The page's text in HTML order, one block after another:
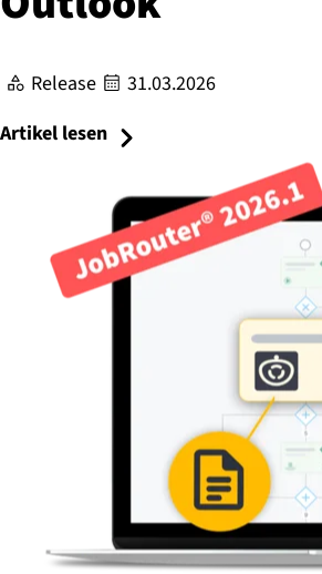
Release
31.03.2026
Artikel lesen